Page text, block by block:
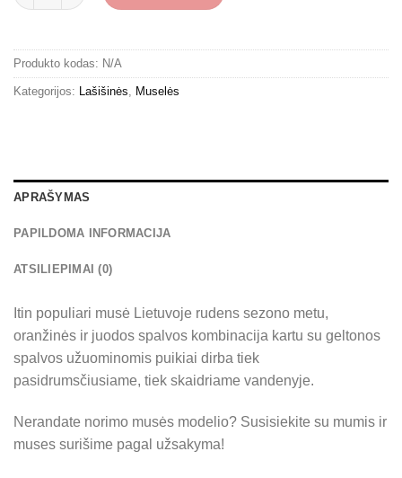
Produkto kodas: N/A
Kategorijos: Lašišinės, Muselės
APRAŠYMAS
PAPILDOMA INFORMACIJA
ATSILIEPIMAI (0)
Itin populiari musė Lietuvoje rudens sezono metu,
oranžinės ir juodos spalvos kombinacija kartu su geltonos
spalvos užuominomis puikiai dirba tiek
pasidrumsčiusiame, tiek skaidriame vandenyje.
Nerandate norimo musės modelio? Susisiekite su mumis ir
muses surišime pagal užsakyma!